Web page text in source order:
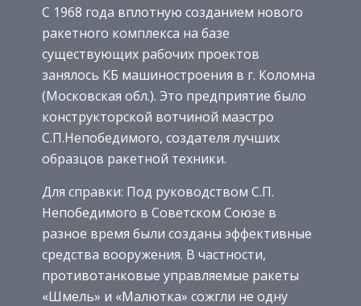
С 1968 года вплотную созданием нового
ракетного комплекса на базе
существующих рабочих проектов
занялось КБ машиностроения в г. Коломна
(Московская обл.). Это предприятие было
конструкторской вотчиной маэстро
С.П.Непобедимого, создателя лучших
образцов ракетной техники.
Для справки: Под руководством С.П.
Непобедимого в Советском Союзе в
разное время были созданы эффективные
средства вооружения. В частности,
противотанковые управляемые ракеты
«Шмель» и «Малютка» сожгли не одну